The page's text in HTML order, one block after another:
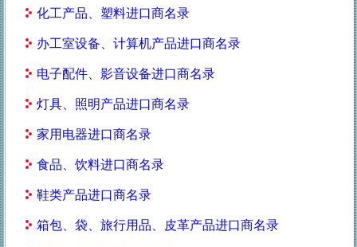
化工产品、塑料进口商名录
办工室设备、计算机产品进口商名录
电子配件、影音设备进口商名录
灯具、照明产品进口商名录
家用电器进口商名录
食品、饮料进口商名录
鞋类产品进口商名录
箱包、袋、旅行用品、皮革产品进口商名录